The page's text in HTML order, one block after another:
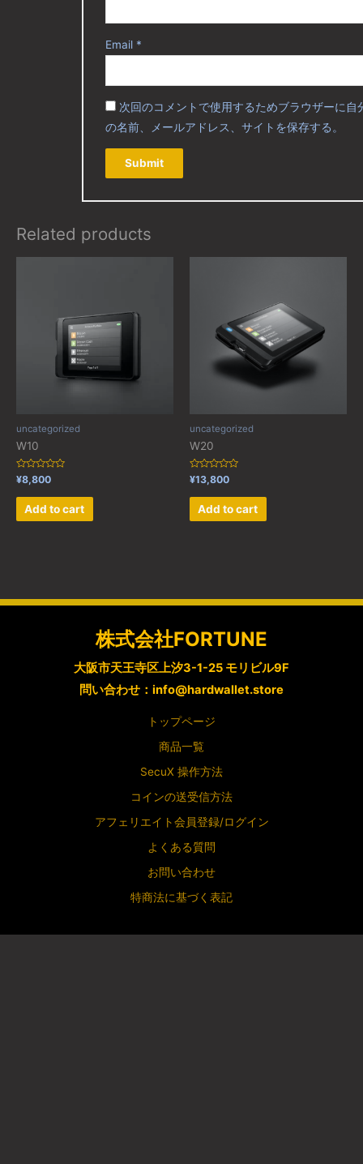
Email *
次回のコメントで使用するためブラウザーに自
の名前、メールアドレス、サイトを保存する。
Related products
uncategorized
W10
Rated
0
out
¥8,800
Add to cart
uncategorized
W20
Rated
0
out
¥13,800
Add to cart
株式会社FORTUNE
大阪市天王寺区上汐3-1-25 モリビル9F
問い合わせ：info@hardwallet.store
トップページ
商品一覧
SecuX 操作方法
コインの送受信方法
アフェリエイト会員登録/ログイン
よくある質問
お問い合わせ
特商法に基づく表記